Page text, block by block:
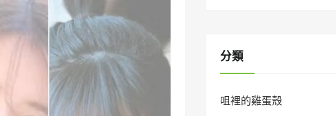
分類
咀裡的雞蛋殼